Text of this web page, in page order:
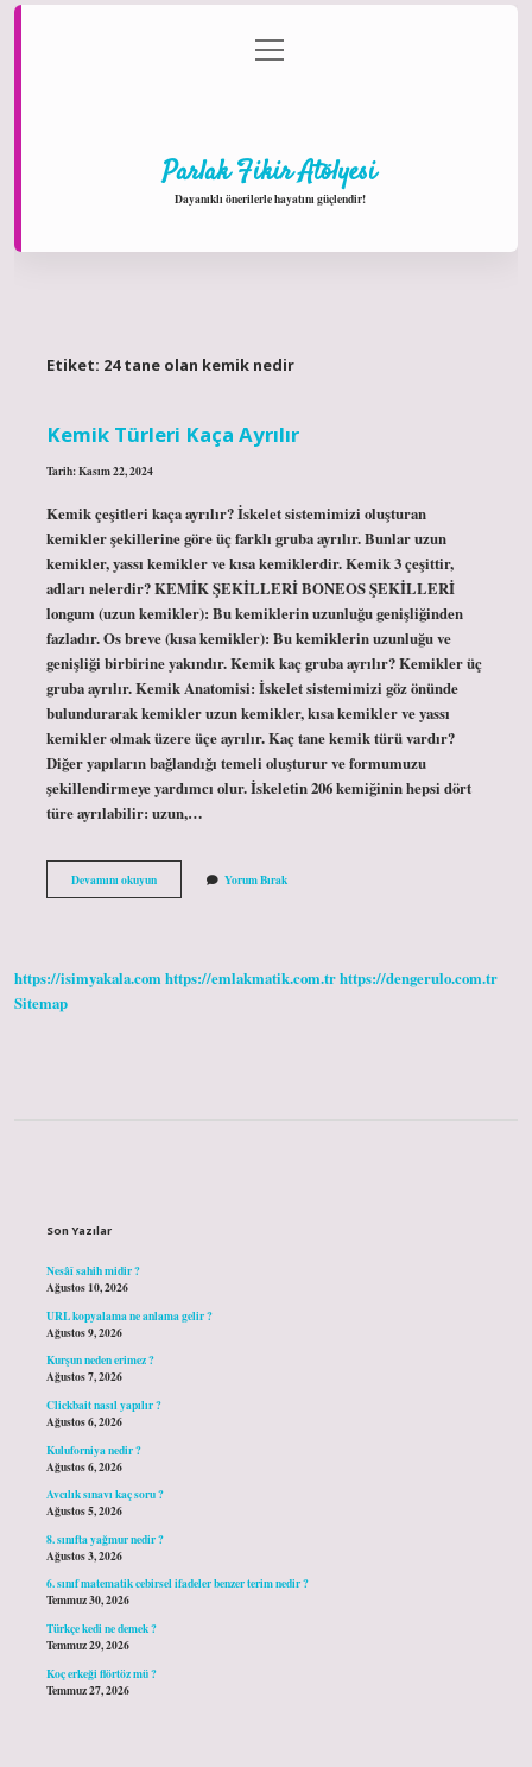
Gizlilik Politikası
menüyü
aç
Parlak Fikir Atölyesi
Dayanıklı önerilerle hayatını güçlendir!
Etiket: 24 tane olan kemik nedir
Kemik Türleri Kaça Ayrılır
Tarih: Kasım 22, 2024
Kemik çeşitleri kaça ayrılır? İskelet sistemimizi oluşturan
kemikler şekillerine göre üç farklı gruba ayrılır. Bunlar uzun
kemikler, yassı kemikler ve kısa kemiklerdir. Kemik 3 çeşittir,
adları nelerdir? KEMİK ŞEKİLLERİ BONEOS ŞEKİLLERİ
longum (uzun kemikler): Bu kemiklerin uzunluğu genişliğinden
fazladır. Os breve (kısa kemikler): Bu kemiklerin uzunluğu ve
genişliği birbirine yakındır. Kemik kaç gruba ayrılır? Kemikler üç
gruba ayrılır. Kemik Anatomisi: İskelet sistemimizi göz önünde
bulundurarak kemikler uzun kemikler, kısa kemikler ve yassı
kemikler olmak üzere üçe ayrılır. Kaç tane kemik türü vardır?
Diğer yapıların bağlandığı temeli oluşturur ve formumuzu
şekillendirmeye yardımcı olur. İskeletin 206 kemiğinin hepsi dört
türe ayrılabilir: uzun,…
Devamını okuyunKemik
Türleri
Yorum Bırak
https://isimyakala.comhttps://emlakmatik.com.trhttps://dengerulo.com.tr
Sitemap
Son Yazılar
Nesâî sahih midir ?
Ağustos 10, 2026
URL kopyalama ne anlama gelir ?
Ağustos 9, 2026
Kurşun neden erimez ?
Ağustos 7, 2026
Clickbait nasıl yapılır ?
Ağustos 6, 2026
Kuluforniya nedir ?
Ağustos 6, 2026
Avcılık sınavı kaç soru ?
Ağustos 5, 2026
8. sınıfta yağmur nedir ?
Ağustos 3, 2026
6. sınıf matematik cebirsel ifadeler benzer terim nedir ?
Temmuz 30, 2026
Türkçe kedi ne demek ?
Temmuz 29, 2026
Koç erkeği flörtöz mü ?
Temmuz 27, 2026